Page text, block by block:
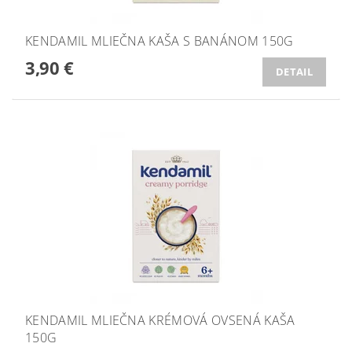
KENDAMIL MLIEČNA KAŠA S BANÁNOM 150G
3,90 € DETAIL
KENDAMIL MLIEČNA KRÉMOVÁ OVSENÁ KAŠA
150G